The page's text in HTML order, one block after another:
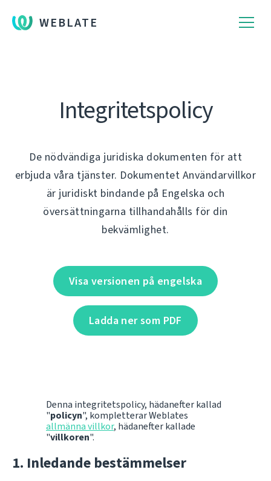
WEBLATE
Integritetspolicy
De nödvändiga juridiska dokumenten för att
erbjuda våra tjänster. Dokumentet Användarvillkor
är juridiskt bindande på Engelska och
översättningarna tillhandahålls för din
bekvämlighet.
Visa versionen på engelska
Ladda ner som PDF
Denna integritetspolicy, hädanefter kallad
"policyn", kompletterar Weblates
allmänna villkor, hädanefter kallade
"villkoren".
Inledande bestämmelser